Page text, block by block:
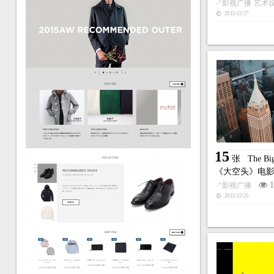
↗ 影视广播 艺术
2015-12-27
15 张 The
《大空头》电
↗ 影视广播
2015-12-25